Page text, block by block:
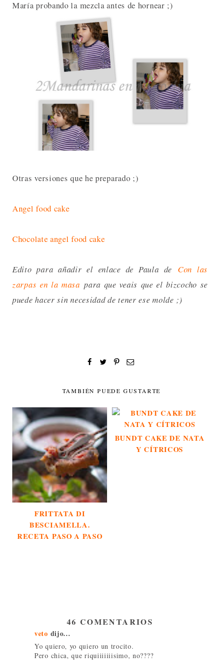
María probando la mezcla antes de hornear ;)
Otras versiones que he preparado ;)
Angel food cake
Chocolate angel food cake
Edito para añadir el enlace de Paula de Con las
zarpas en la masa para que veais que el bizcocho se
puede hacer sin necesidad de tener ese molde ;)
TAMBIÉN PUEDE GUSTARTE
FRITTATA DI
BESCIAMELLA.
RECETA PASO A PASO
BUNDT CAKE DE NATA
Y CÍTRICOS
46 COMENTARIOS
veto dijo...
Yo quiero, yo quiero un trocito.
Pero chica, que riquiiiiiiisimo, no????